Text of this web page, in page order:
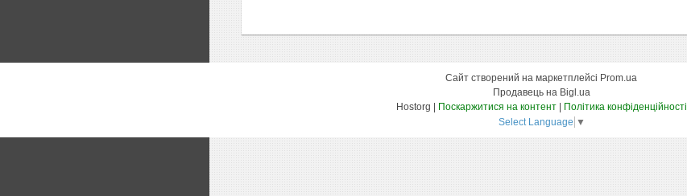
Сайт створений на маркетплейсі Prom.ua
Продавець на Bigl.ua
Поскаржитися на контент
Політика конфіденційності
Select Language ▼